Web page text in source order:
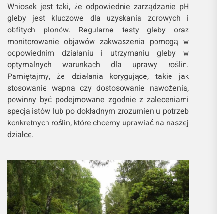
Wniosek jest taki, że odpowiednie zarządzanie pH
gleby jest kluczowe dla uzyskania zdrowych i
obfitych plonów. Regularne testy gleby oraz
monitorowanie objawów zakwaszenia pomogą w
odpowiednim działaniu i utrzymaniu gleby w
optymalnych warunkach dla uprawy roślin.
Pamiętajmy, że działania korygujące, takie jak
stosowanie wapna czy dostosowanie nawożenia,
powinny być podejmowane zgodnie z zaleceniami
specjalistów lub po dokładnym zrozumieniu potrzeb
konkretnych roślin, które chcemy uprawiać na naszej
działce.